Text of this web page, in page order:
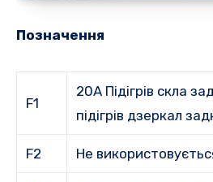
Позначення
F1
20A Підігрів скла
підігрів дзеркал
F2 Не